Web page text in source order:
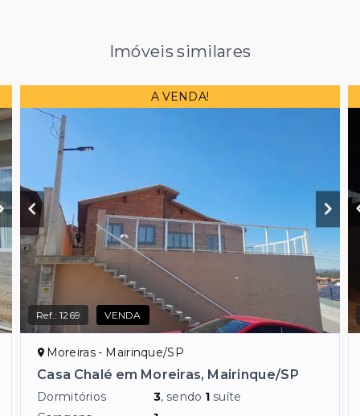
Imóveis similares
A VENDA!
Ref.:1269 VENDA
Moreiras - Mairinque/SP
Casa Chalé em Moreiras, Mairinque/SP
Dormitórios 3, sendo 1 suíte